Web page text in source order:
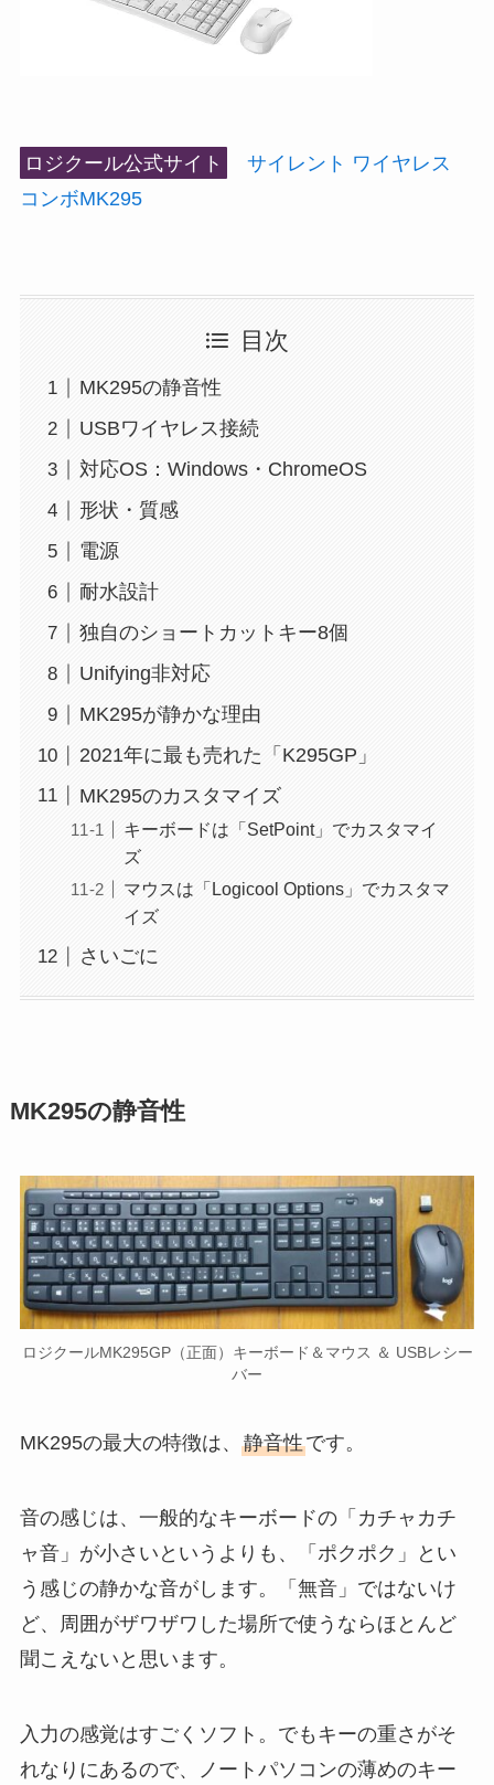
ロジクール公式サイト
サイレント ワイヤレス
コンボMK295
目次
MK295の静音性
USBワイヤレス接続
対応OS：Windows・ChromeOS
形状・質感
電源
耐水設計
独自のショートカットキー8個
Unifying非対応
MK295が静かな理由
2021年に最も売れた「K295GP」
MK295のカスタマイズ
キーボードは「SetPoint」でカスタマイ
ズ
マウスは「Logicool Options」でカスタマ
イズ
さいごに
MK295の静音性
ロジクールMK295GP（正面）キーボード＆マウス ＆ USBレシー
バー
MK295の最大の特徴は、 静音性です。
音の感じは、一般的なキーボードの「カチャカチ
ャ音」が小さいというよりも、「ポクポク」とい
う感じの静かな音がします。「無音」ではないけ
ど、周囲がザワザワした場所で使うならほとんど
聞こえないと思います。
入力の感覚はすごくソフト。でもキーの重さがそ
れなりにあるので、ノートパソコンの薄めのキー